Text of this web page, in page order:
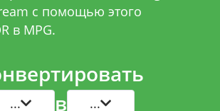
с помощью этого
в MPG.
... в ...